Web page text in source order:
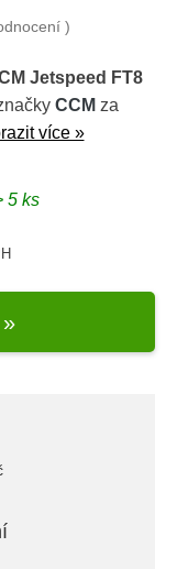
)
Jetspeed FT8
CCM za
více »
5 ks